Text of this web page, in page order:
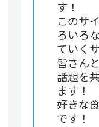
す！
このサ
ろいろ
ていく
皆さん
話題を
ます！
好きな
です！